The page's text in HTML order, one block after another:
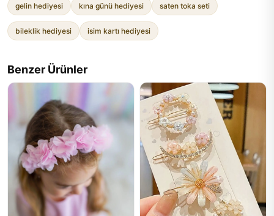
gelin hediyesi kına günü hediyesi saten toka seti
bileklik hediyesi isim kartı hediyesi
Benzer Ürünler